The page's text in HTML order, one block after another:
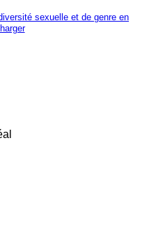
sexuelle et de genre en